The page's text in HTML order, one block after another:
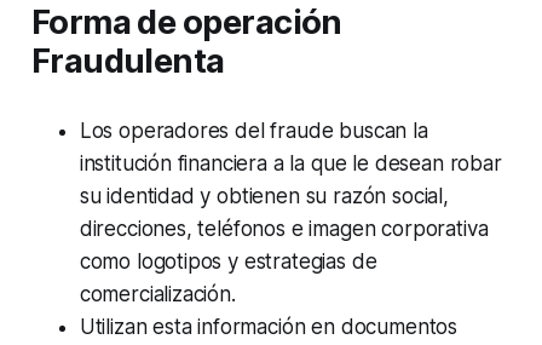
Forma de operación
Fraudulenta
Los operadores del fraude buscan la
institución financiera a la que le desean robar
su identidad y obtienen su razón social,
direcciones, teléfonos e imagen corporativa
como logotipos y estrategias de
comercialización.
Utilizan esta información en documentos